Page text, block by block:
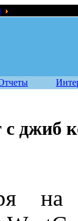
джиб
на